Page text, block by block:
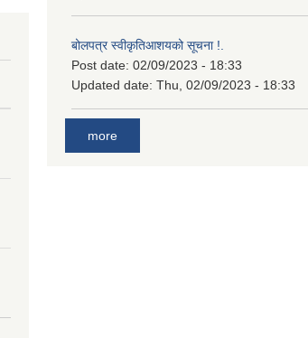
बोलपत्र स्वीकृतिआशयको सूचना !.
Post date: 02/09/2023 - 18:33
Updated date: Thu, 02/09/2023 - 18:33
more